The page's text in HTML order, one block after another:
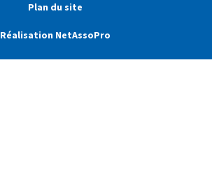
Plan du site
Réalisation NetAssoPro